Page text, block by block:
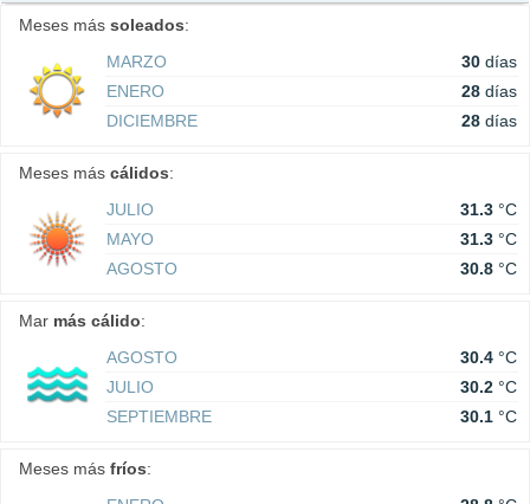
Meses más soleados:
MARZO
30 días
ENERO
28 días
DICIEMBRE
28 días
Meses más cálidos:
JULIO
31.3 °C
MAYO
31.3 °C
AGOSTO
30.8 °C
Mar más cálido:
AGOSTO
30.4 °C
JULIO
30.2 °C
SEPTIEMBRE
30.1 °C
Meses más fríos: